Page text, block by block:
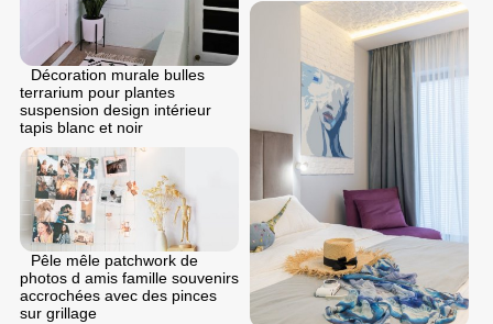
Décoration murale bulles
terrarium pour plantes
suspension design intérieur
tapis blanc et noir
Pêle mêle patchwork de
photos d amis famille souvenirs
accrochées avec des pinces
sur grillage